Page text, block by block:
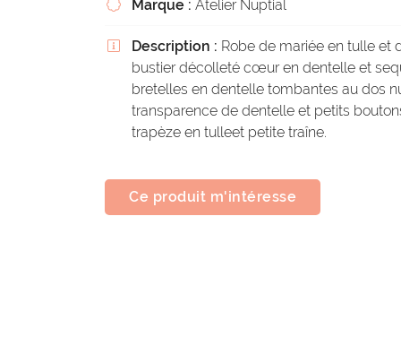
 Marque : Atelier Nuptial
 Description : Robe de mariée en tulle et
bustier décolleté cœur en dentelle et
bretelles en dentelle tombantes au dos
transparence de dentelle et petits
trapèze en tulleet petite traîne.
Ce produit m'intéresse